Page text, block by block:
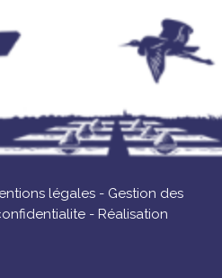
légales - Gestion des
- Réalisation